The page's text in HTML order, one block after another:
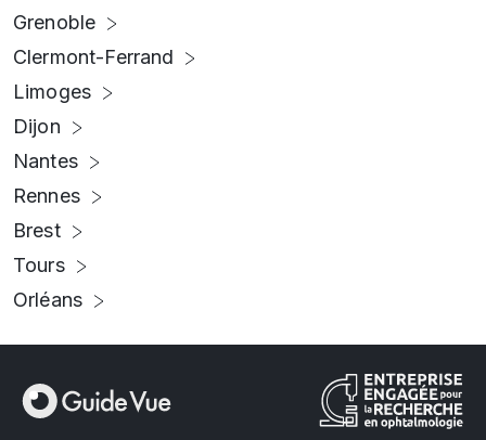
Grenoble
Clermont-Ferrand
Limoges
Dijon
Nantes
Rennes
Brest
Tours
Orléans